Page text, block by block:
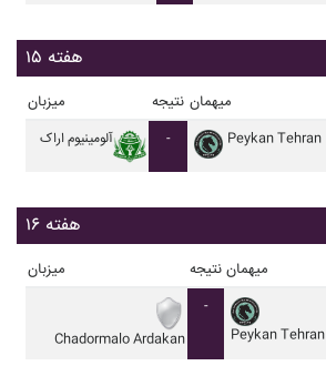
هفته ۱۵
میزبان نتیجه میهمان
آلومينيوم اراک - Peykan Tehran
هفته ۱۶
میزبان نتیجه میهمان
Chadormalo Ardakan
-
Peykan Tehran